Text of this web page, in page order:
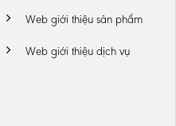
Web giới thiệu sản phẩm
Web giới thiệu dịch vụ